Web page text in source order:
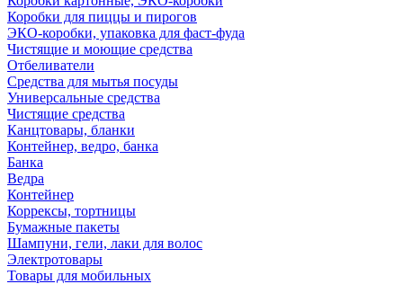
Коробки для пиццы и пирогов
ЭКО-коробки, упаковка для фаст-фуда
Чистящие и моющие средства
Отбеливатели
Средства для мытья посуды
Универсальные средства
Чистящие средства
Канцтовары, бланки
Контейнер, ведро, банка
Банка
Ведра
Контейнер
Коррексы, тортницы
Бумажные пакеты
Шампуни, гели, лаки для волос
Электротовары
Товары для мобильных